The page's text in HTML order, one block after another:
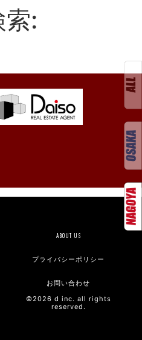
:
ABOUT US
プライバシーポリシー
お問い合わせ
©2026 d inc. all rights
reserved.